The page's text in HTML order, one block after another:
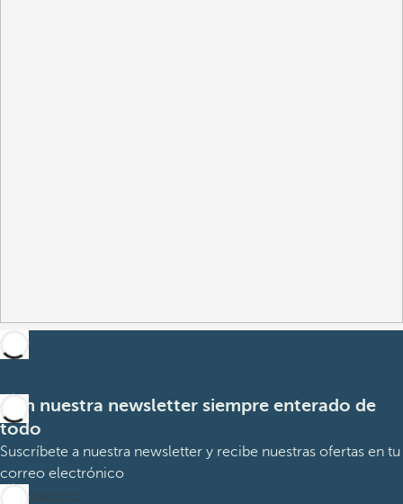
Con nuestra newsletter siempre enterado de
todo
Suscríbete a nuestra newsletter y recibe nuestras ofertas en tu
correo electrónico
Suscribirme